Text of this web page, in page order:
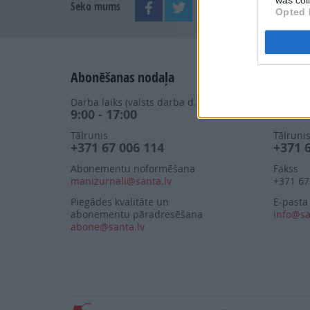
Opted
Seko mums
Abonēšanas nodaļa
Darba laiks (valsts darba d.)
9:00 - 17:00
Tālrunis
+371 67 006 114
Abonementu noformēšana
manizurnali@santa.lv
Piegādes kvalitāte un
abonementu pāradresēšana
abone@santa.lv
9:00 -
Tālrunis
+371
Fakss
+371
E-